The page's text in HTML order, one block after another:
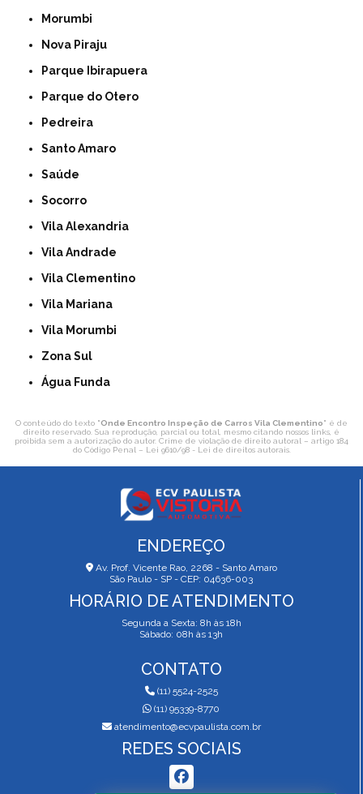
Morumbi
Nova Piraju
Parque Ibirapuera
Parque do Otero
Pedreira
Santo Amaro
Saúde
Socorro
Vila Alexandria
Vila Andrade
Vila Clementino
Vila Mariana
Vila Morumbi
Zona Sul
Água Funda
O conteúdo do texto "Onde Encontro Inspeção de Carros Vila Clementino" é de
direito reservado. Sua reprodução, parcial ou total, mesmo citando nossos links, é
proibida sem a autorização do autor. Crime de violação de direito autoral – artigo 184
do Código Penal – Lei 9610/98 - Lei de direitos autorais.
ENDEREÇO
Av. Prof. Vicente Rao, 2268 - Santo Amaro
São Paulo - SP - CEP: 04636-003
HORÁRIO DE ATENDIMENTO
Segunda a Sexta: 8h às 18h
Sábado: 08h às 13h
CONTATO
(11) 5524-2525
(11) 95339-8770
atendimento@ecvpaulista.com.br
REDES SOCIAIS